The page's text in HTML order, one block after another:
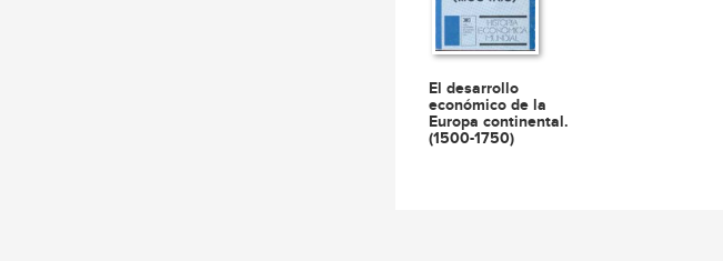
El desarrollo
económico de la
Europa continental.
(1500-1750)